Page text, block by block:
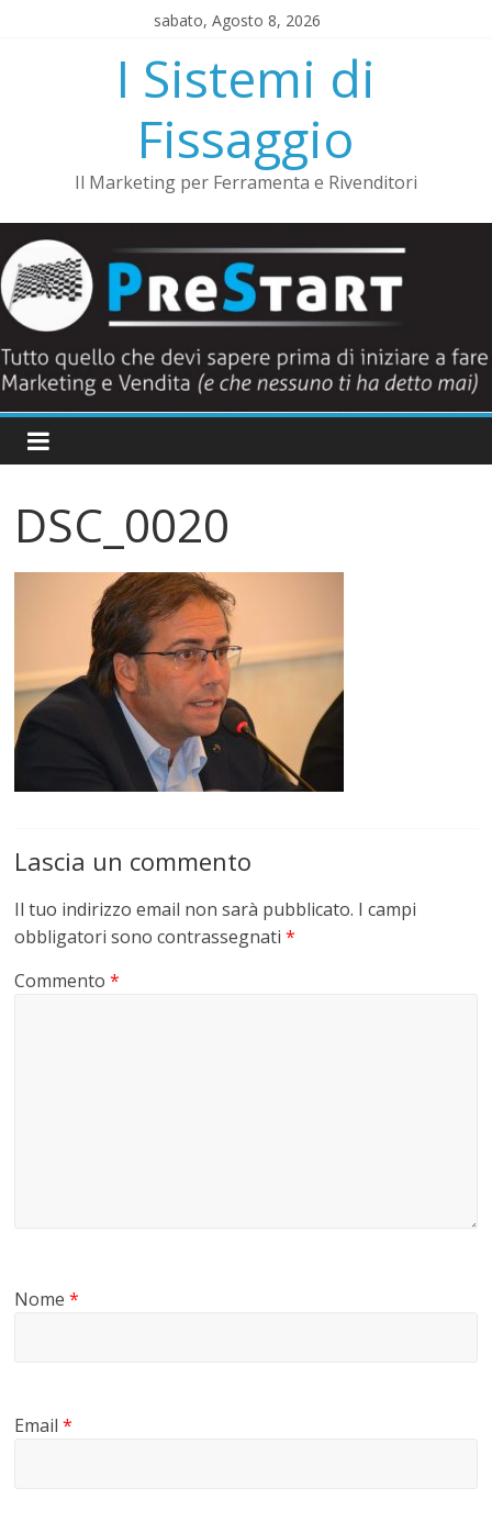
sabato, Agosto 8, 2026
I Sistemi di
Fissaggio
Il Marketing per Ferramenta e Rivenditori
DSC_0020
Lascia un commento
Il tuo indirizzo email non sarà pubblicato. I campi
obbligatori sono contrassegnati*
Commento*
Nome*
Email*